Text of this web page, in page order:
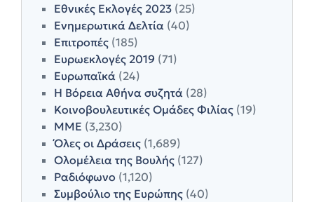
Εθνικές Εκλογές 2023 (25)
Ενημερωτικά Δελτία (40)
Επιτροπές (185)
Ευρωεκλογές 2019 (71)
Ευρωπαϊκά (24)
Η Βόρεια Αθήνα συζητά (28)
Κοινοβουλευτικές Ομάδες Φιλίας (19)
ΜΜΕ (3,230)
Όλες οι Δράσεις (1,689)
Ολομέλεια της Βουλής (127)
Ραδιόφωνο (1,120)
Συμβούλιο της Ευρώπης (40)